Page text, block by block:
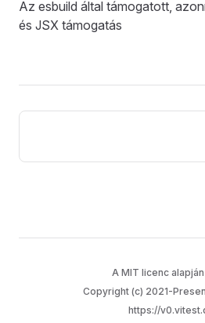
Az esbuild által támogatott,
és JSX támogatás
Pager
A MIT licencalapján
Copyright (c) 2021-
https://